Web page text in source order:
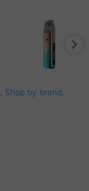
, Shop by brand,